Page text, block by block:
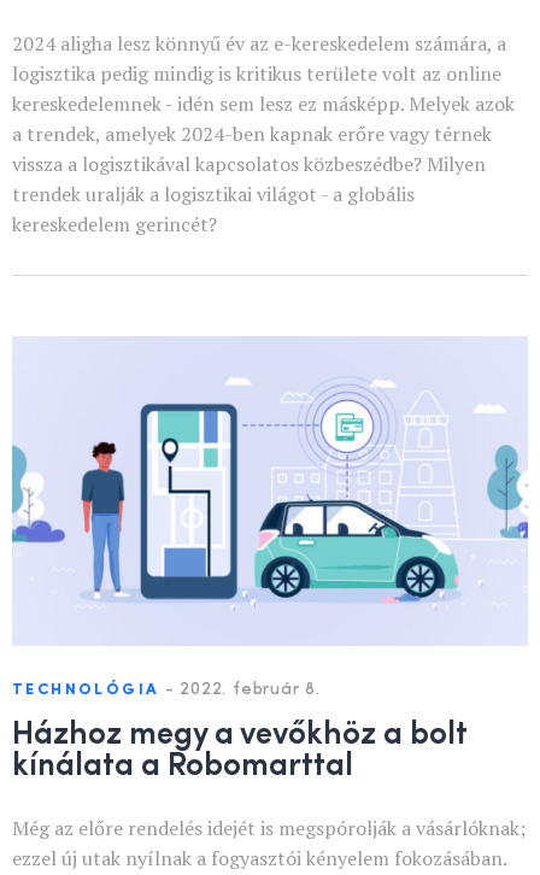
2024 aligha lesz könnyű év az e-kereskedelem számára, a
logisztika pedig mindig is kritikus területe volt az online
kereskedelemnek - idén sem lesz ez másképp. Melyek azok
a trendek, amelyek 2024-ben kapnak erőre vagy térnek
vissza a logisztikával kapcsolatos közbeszédbe? Milyen
trendek uralják a logisztikai világot - a globális
kereskedelem gerincét?
TECHNOLÓGIA - 2022. február 8.
Házhoz megy a vevőkhöz a bolt
kínálata a Robomarttal
Még az előre rendelés idejét is megspórolják a vásárlóknak;
ezzel új utak nyílnak a fogyasztói kényelem fokozásában.